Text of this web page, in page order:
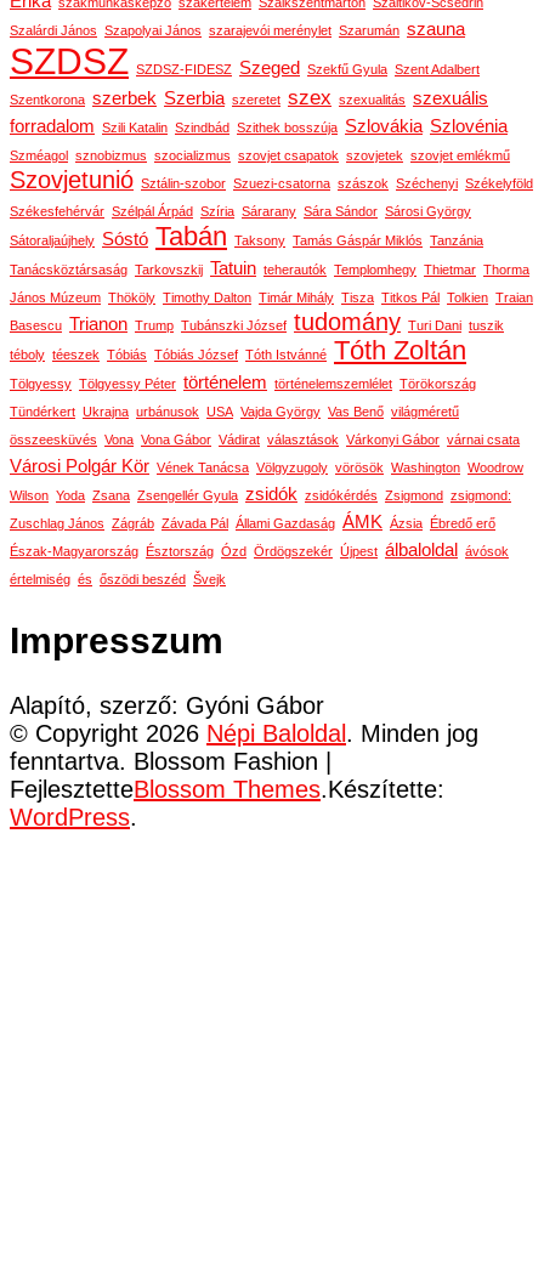
Szalárdi János Szapolyai János szarajevói merénylet Szarumán szauna
SZDSZ SZDSZ-FIDESZ Szeged Szekfű Gyula Szent Adalbert
Szentkorona szerbek Szerbia szeretet szex szexualitás szexuális
forradalom Szili Katalin Szindbád Szithek bosszúja Szlovákia Szlovénia
Szméagol sznobizmus szocializmus szovjet csapatok szovjetek szovjet emlékmű
Szovjetunió Sztálin-szobor Szuezi-csatorna szászok Széchenyi Székelyföld
Székesfehérvár Szélpál Árpád Szíria Sárarany Sára Sándor Sárosi György
Sátoraljaújhely Sóstó Tabán Taksony Tamás Gáspár Miklós Tanzánia
Tanácsköztársaság Tarkovszkij Tatuin teherautók Templomhegy Thietmar Thorma
János Múzeum Thököly Timothy Dalton Timár Mihály Tisza Titkos Pál Tolkien Traian
Basescu Trianon Trump Tubánszki József tudomány Turi Dani tuszik
téboly téeszek Tóbiás Tóbiás József Tóth Istvánné Tóth Zoltán
Tölgyessy Tölgyessy Péter történelem történelemszemlélet Törökország
Tündérkert Ukrajna urbánusok USA Vajda György Vas Benő világméretű
összeesküvés Vona Vona Gábor Vádirat választások Várkonyi Gábor várnai csata
Városi Polgár Kör Vének Tanácsa Völgyzugoly vörösök Washington Woodrow
Wilson Yoda Zsana Zsengellér Gyula zsidók zsidókérdés Zsigmond zsigmond:
Zuschlag János Zágráb Závada Pál Állami Gazdaság ÁMK Ázsia Ébredő erő
Észak-Magyarország Észtország Ózd Ördögszekér Újpest álbaloldal
ávósok
értelmiség és őszödi beszéd Švejk
Impresszum
Alapító, szerző: Gyóni Gábor
© Copyright 2026 Népi Baloldal . Minden jog
fenntartva. Blossom Fashion |
FejlesztetteBlossom Themes.Készítette:
WordPress.